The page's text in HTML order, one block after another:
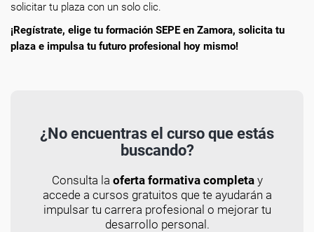
solicitar tu plaza con un solo clic.
¡Regístrate, elige tu formación SEPE en Zamora, solicita tu
plaza e impulsa tu futuro profesional hoy mismo!
¿No encuentras el curso que estás
buscando?
Consulta la oferta formativa completay
accede a cursos gratuitos que te ayudarán a
impulsar tu carrera profesional o mejorar tu
desarrollo personal.